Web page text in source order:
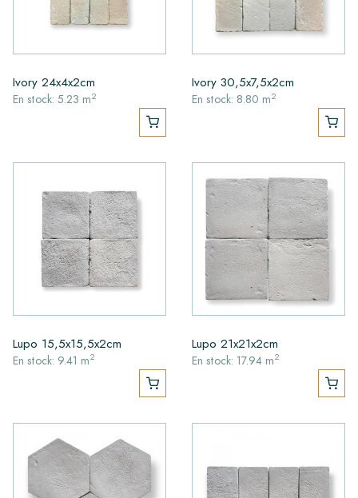
Ivory 24x4x2cm
En stock: 5.23 m2
Ivory 30,5x7,5x2cm
En stock: 8.80 m2
Lupo 15,5x15,5x2cm
En stock: 9.41 m2
Lupo 21x21x2cm
En stock: 17.94 m2